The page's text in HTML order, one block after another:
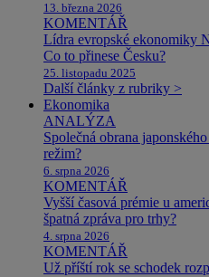
13. března 2026
KOMENTÁŘ
Lídra evropské ekonomiky
Co to přinese Česku?
25. listopadu 2025
Další články z rubriky >
Ekonomika
ANALÝZA
Společná obrana
režim?
6. srpna 2026
KOMENTÁŘ
Vyšší časová prémie u
špatná zpráva pro trhy?
4. srpna 2026
KOMENTÁŘ
Už příští rok se schodek